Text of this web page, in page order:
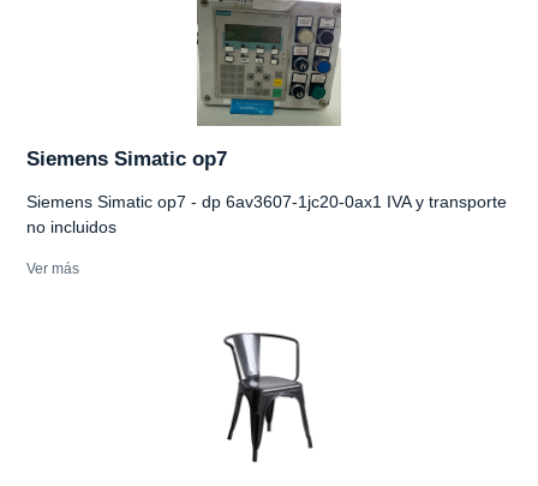
Siemens Simatic op7
Siemens Simatic op7 - dp 6av3607-1jc20-0ax1 IVA y transporte
no incluidos
Ver más